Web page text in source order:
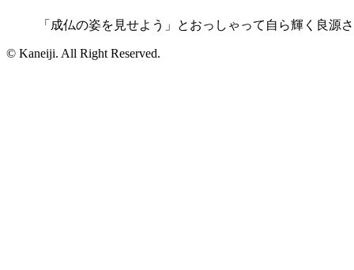
「成仏の姿を見せよう」とおっしゃって自ら輝く良源
© Kaneiji. All Right Reserved.